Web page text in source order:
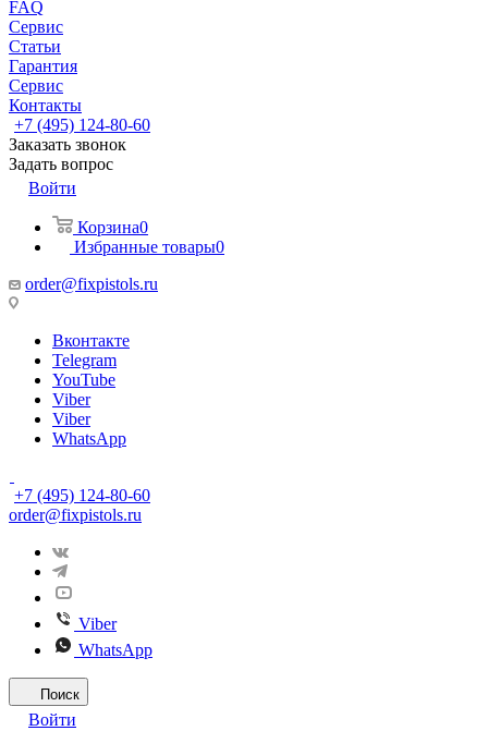
FAQ
Сервис
Статьи
Гарантия
Сервис
Контакты
+7 (495) 124-80-60
Заказать звонок
Задать вопрос
Войти
Корзина0
Избранные товары0
order@fixpistols.ru
Вконтакте
Telegram
YouTube
Viber
Viber
WhatsApp
+7 (495) 124-80-60
order@fixpistols.ru
Viber
WhatsApp
Поиск
Войти